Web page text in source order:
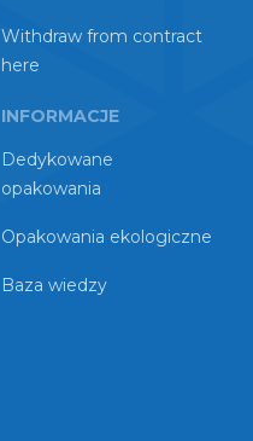
Withdraw from contract
here
INFORMACJE
Dedykowane
opakowania
Opakowania ekologiczne
Baza wiedzy